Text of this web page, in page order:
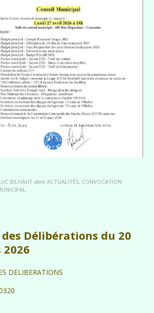
BILHAUT dans ACTUALITÉS, CONVOCATION
Délibérations du 20
DELIBERATIONS